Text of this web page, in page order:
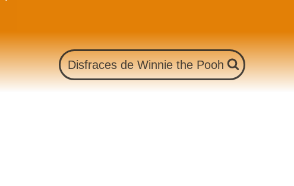
Disfraces de Winnie the Pooh